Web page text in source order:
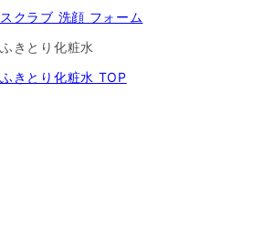
スクラブ 洗顔 フォーム
ふきとり化粧水
ふきとり化粧水 TOP